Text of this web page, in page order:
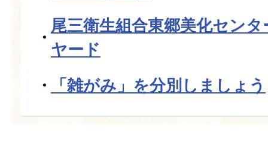
尾三衛生組合東郷美化セン
ヤード
「雑がみ」を分別しましょう